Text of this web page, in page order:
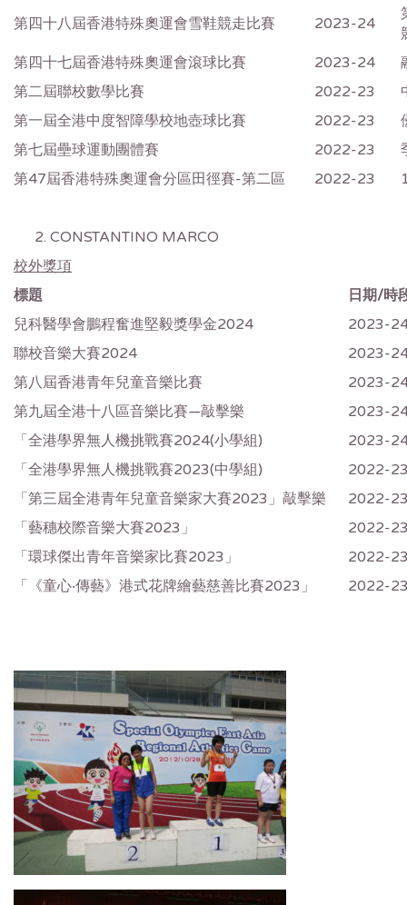
第四十八屆香港特殊奧運會雪鞋競走比賽 2023-24
第四十七屆香港特殊奧運會滾球比賽
2023-24
第二屆聯校數學比賽
2022-23
第一屆全港中度智障學校地壺球比賽
2022-23
第七屆壘球運動團體賽
2022-23
第47屆香港特殊奧運會分區田徑賽-第二區
2022-23
CONSTANTINO MARCO
校外獎項
標題
日期/時
兒科醫學會鵬程奮進堅毅獎學金2024
2023-
聯校音樂大賽2024
2023-
第八屆香港青年兒童音樂比賽
2023-
第九屆全港十八區音樂比賽—敲擊樂
2023-
「全港學界無人機挑戰賽2024(小學組)
2023-
「全港學界無人機挑戰賽2023(中學組)
2022-
「第三屆全港青年兒童音樂家大賽2023」敲擊樂
2022-
「藝穗校際音樂大賽2023」
2022-
「環球傑出青年音樂家比賽2023」
2022-
「《童心‧傳藝》港式花牌繪藝慈善比賽2023」
2022-